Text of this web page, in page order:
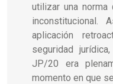
utilizar una norma
inconstitucional.
aplicación
seguridad
JP/20 era
momento en que